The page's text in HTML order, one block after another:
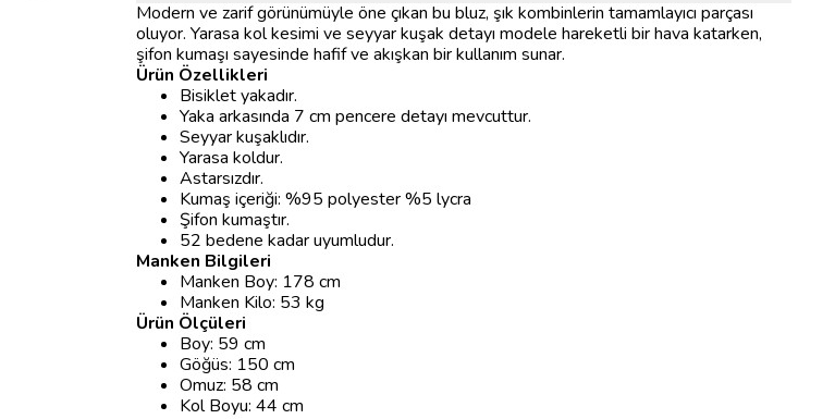
Modern ve zarif görünümüyle öne çıkan bu bluz, şık kombinlerin tamamlayıcı parçası
oluyor. Yarasa kol kesimi ve seyyar kuşak detayı modele hareketli bir hava katarken,
şifon kumaşı sayesinde hafif ve akışkan bir kullanım sunar.
Ürün Özellikleri
Bisiklet yakadır.
Yaka arkasında 7 cm pencere detayı mevcuttur.
Seyyar kuşaklıdır.
Yarasa koldur.
Astarsızdır.
Kumaş içeriği: %95 polyester %5 lycra
Şifon kumaştır.
52 bedene kadar uyumludur.
Manken Bilgileri
Manken Boy: 178 cm
Manken Kilo: 53 kg
Ürün Ölçüleri
Boy: 59 cm
Göğüs: 150 cm
Omuz: 58 cm
Kol Boyu: 44 cm